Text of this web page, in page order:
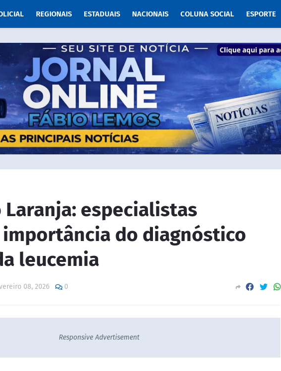
REGIONAIS ESTADUAIS NACIONAIS COLUNA SOCIAL ESPORTE
Laranja: especialistas
do diagnóstico
leucemia
08, 2026 0
Responsive Advertisement